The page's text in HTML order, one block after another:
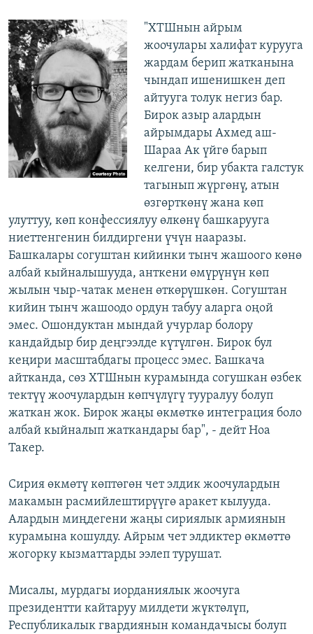
"ХТШнын айрым
жоочулары халифат курууга
жардам берип жатканына
чындап ишенишкен деп
айтууга толук негиз бар.
Бирок азыр алардын
айрымдары Ахмед аш-
Шараа Ак үйгө барып
келгени, бир убакта галстук
тагынып жүргөнү, атын
өзгөрткөнү жана көп
улуттуу, көп конфессиялуу өлкөнү башкарууга
ниеттенгенин билдиргени үчүн нааразы.
Башкалары согуштан кийинки тынч жашоого көнө
албай кыйналышууда, анткени өмүрүнүн көп
жылын чыр-чатак менен өткөрүшкөн. Согуштан
кийин тынч жашоодо ордун табуу аларга оңой
эмес. Ошондуктан мындай учурлар болору
кандайдыр бир деңгээлде күтүлгөн. Бирок бул
кеңири масштабдагы процесс эмес. Башкача
айтканда, сөз ХТШнын курамында согушкан өзбек
тектүү жоочулардын көпчүлүгү тууралуу болуп
жаткан жок. Бирок жаңы өкмөткө интеграция боло
албай кыйналып жаткандары бар", - дейт Ноа
Такер.
Сирия өкмөтү көптөгөн чет элдик жоочулардын
макамын расмийлештирүүгө аракет кылууда.
Алардын миңдегени жаңы сириялык армиянын
курамына кошулду. Айрым чет элдиктер өкмөттө
жогорку кызматтарды ээлеп турушат.
Мисалы, мурдагы иорданиялык жоочуга
президентти кайтаруу милдети жүктөлүп,
Республикалык гвардиянын командачысы болуп